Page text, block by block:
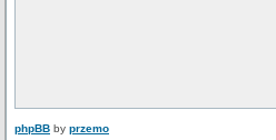
phpBB by przemo